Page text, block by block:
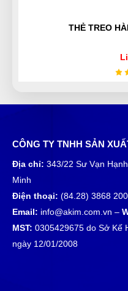
THẺ TREO
CÔNG TY TNHH SẢN
Địa chỉ: 343/22 Sư Vạn
Minh
Điện thoại: (84.28) 3868
Email: info@akim.com.vn –
MST: 0305429675 do Sở Kế
ngày 12/01/2008